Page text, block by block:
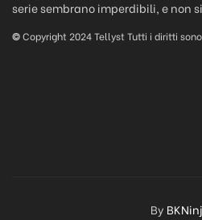
serie sembrano imperdibili, e non
©Copyright 2024 Tellyst Tutti i diritti
By